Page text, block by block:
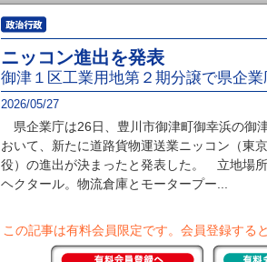
ニッコン進出を発表
御津１区工業用地第２期分譲で県企業
2026/05/27
県企業庁は26日、豊川市御津町御幸浜の御
おいて、新たに道路貨物運送業ニッコン（東
役）の進出が決まったと発表した。 立地場
ヘクタール。物流倉庫とモータープー...
この記事は有料会員限定です。 会員登録する